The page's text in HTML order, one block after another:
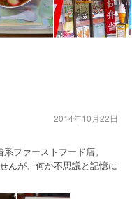
ファーストフード店。
んが、何か不思議と記憶に
2014年10月22日